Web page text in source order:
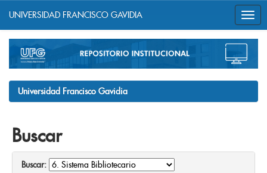
navigation
UNIVERSIDAD FRANCISCO GAVIDIA
Universidad Francisco Gavidia
Buscar
Buscar: